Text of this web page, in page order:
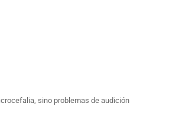
sino problemas de audición